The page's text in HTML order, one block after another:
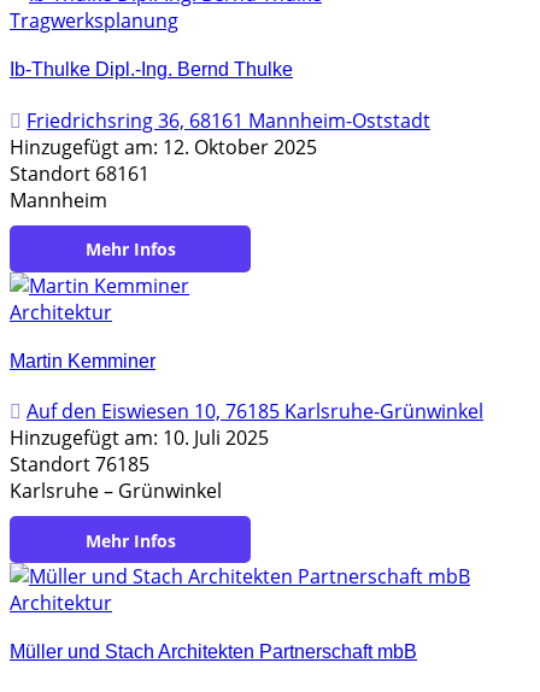
Tragwerksplanung
Ib-Thulke Dipl.-Ing. Bernd Thulke
Friedrichsring 36, 68161 Mannheim-Oststadt
Hinzugefügt am: 12. Oktober 2025
Standort 68161
Mannheim
https://www.ib-thulke.de
Architektur
Martin Kemminer
Auf den Eiswiesen 10, 76185 Karlsruhe-Grünwinkel
Hinzugefügt am: 10. Juli 2025
Standort 76185
Karlsruhe – Grünwinkel
https://www.kemminer-architektur.de/
Architektur
Müller und Stach Architekten Partnerschaft mbB